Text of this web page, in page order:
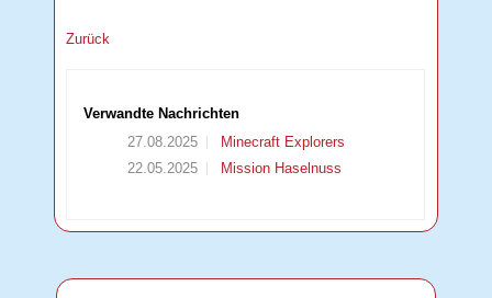
Zurück
Verwandte Nachrichten
27.08.2025
Minecraft Explorers
22.05.2025
Mission Haselnuss